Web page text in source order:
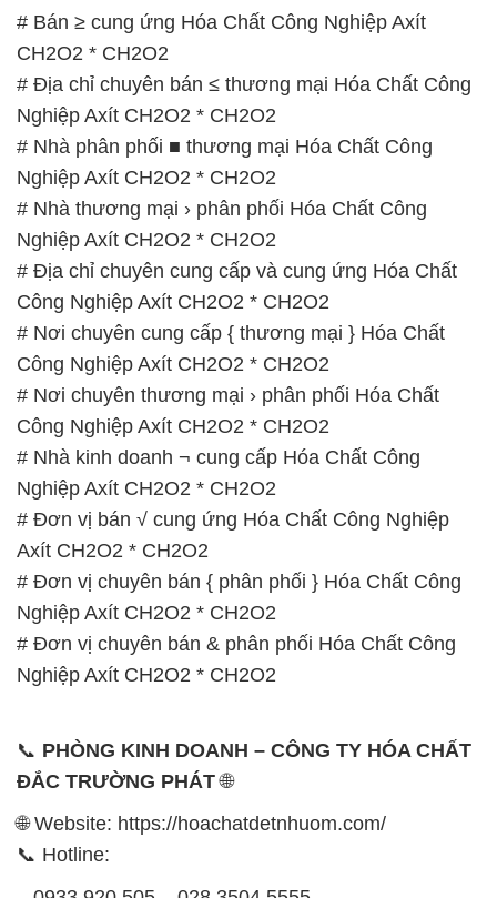
# Bán ≥ cung ứng Hóa Chất Công Nghiệp Axít
CH2O2 * CH2O2
# Địa chỉ chuyên bán ≤ thương mại Hóa Chất Công
Nghiệp Axít CH2O2 * CH2O2
# Nhà phân phối ■ thương mại Hóa Chất Công
Nghiệp Axít CH2O2 * CH2O2
# Nhà thương mại › phân phối Hóa Chất Công
Nghiệp Axít CH2O2 * CH2O2
# Địa chỉ chuyên cung cấp và cung ứng Hóa Chất
Công Nghiệp Axít CH2O2 * CH2O2
# Nơi chuyên cung cấp { thương mại } Hóa Chất
Công Nghiệp Axít CH2O2 * CH2O2
# Nơi chuyên thương mại › phân phối Hóa Chất
Công Nghiệp Axít CH2O2 * CH2O2
# Nhà kinh doanh ¬ cung cấp Hóa Chất Công
Nghiệp Axít CH2O2 * CH2O2
# Đơn vị bán √ cung ứng Hóa Chất Công Nghiệp
Axít CH2O2 * CH2O2
# Đơn vị chuyên bán { phân phối } Hóa Chất Công
Nghiệp Axít CH2O2 * CH2O2
# Đơn vị chuyên bán & phân phối Hóa Chất Công
Nghiệp Axít CH2O2 * CH2O2
📞 PHÒNG KINH DOANH – CÔNG TY HÓA CHẤT
ĐẮC TRƯỜNG PHÁT🌐
🌐 Website: https://hoachatdetnhuom.com/
📞 Hotline: